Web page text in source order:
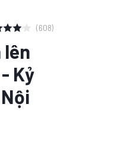
(608)
lên
Kỷ